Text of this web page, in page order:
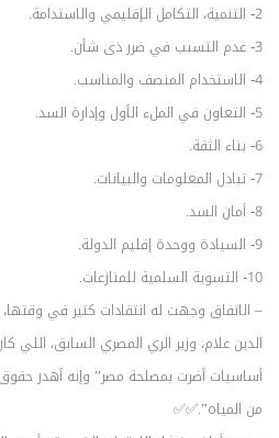
2- التنمية، التكامل الإقليمي والاستدامة.
3- عدم التسبب في ضرر ذى شأن.
4- الاستخدام المنصف والمناسب.
5- التعاون في الملء الأول وإدارة السد.
6- بناء الثقة.
7- تبادل المعلومات والبيانات.
8- أمان السد.
9- السيادة ووحدة إقليم الدولة.
10- التسوية السلمية للمنازعات.
– الاتفاق وجهت له انتقادات كتير في
الدين علام، وزير الري المصري السابق، اللي
أساسيات أضرت بمصلحة مصر” وإنه أهدر
من المياه”.✅✅